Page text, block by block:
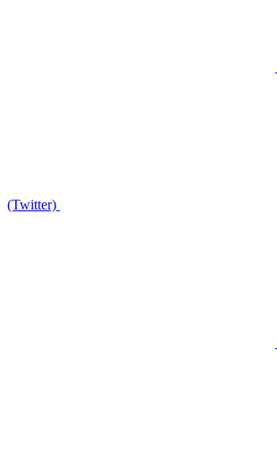
(Twitter)